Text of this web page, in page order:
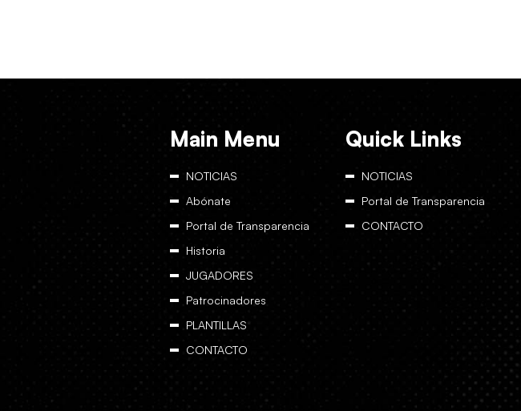
Main Menu
NOTICIAS
Abónate
Portal de Transparencia
Historia
JUGADORES
Patrocinadores
PLANTILLAS
CONTACTO
Quick Links
NOTICIAS
Portal de Transparencia
CONTACTO